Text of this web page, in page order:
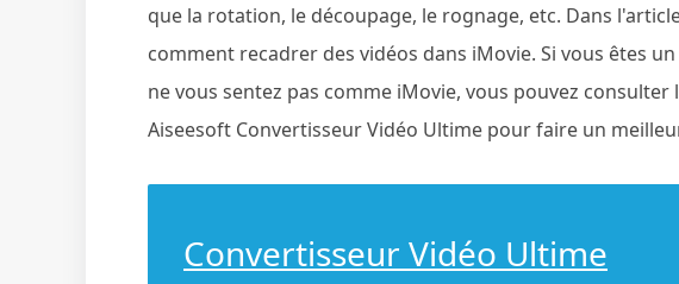
que la rotation, le découpage, le rognage, etc. Dans
comment recadrer des vidéos dans iMovie. Si vous êtes
ne vous sentez pas comme iMovie, vous pouvez
Aiseesoft Convertisseur Vidéo Ultime pour faire un
Convertisseur Vidéo Ultime